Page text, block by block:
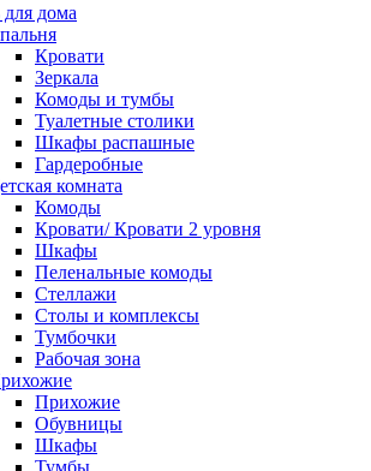
дома
Кровати
Зеркала
Комоды и тумбы
Туалетные столики
Шкафы распашные
Гардеробные
комната
Комоды
Кровати/ Кровати 2 уровня
Шкафы
Пеленальные комоды
Стеллажи
Столы и комплексы
Тумбочки
Рабочая зона
Прихожие
Обувницы
Шкафы
Тумбы